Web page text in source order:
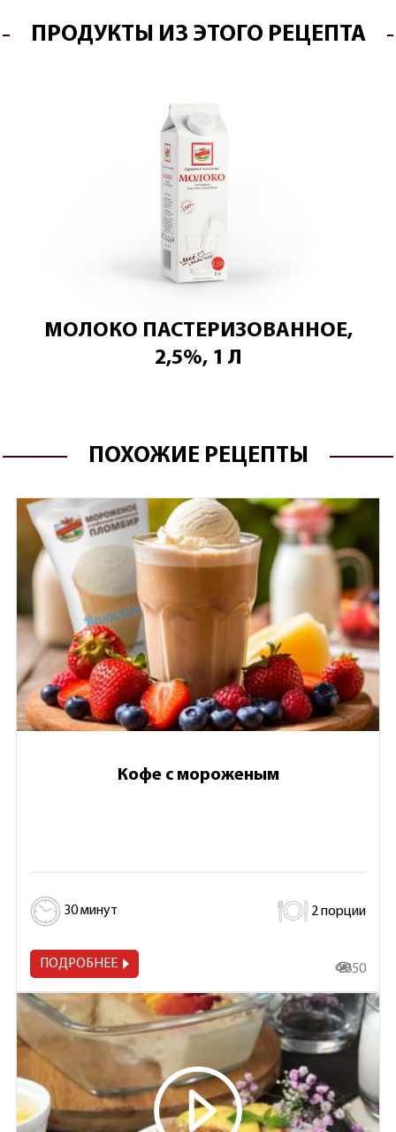
ПРОДУКТЫ ИЗ ЭТОГО РЕЦЕПТА
МОЛОКО ПАСТЕРИЗОВАННОЕ,
2,5%, 1 Л
ПОХОЖИЕ РЕЦЕПТЫ
Кофе с мороженым
30 минут 2 порции
ПОДРОБНЕЕ 4 850